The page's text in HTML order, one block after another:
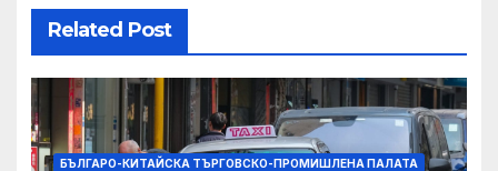
Related Post
БЪЛГАРО-КИТАЙСКА ТЪРГОВСКО-ПРОМИШЛЕНА ПАЛАТА